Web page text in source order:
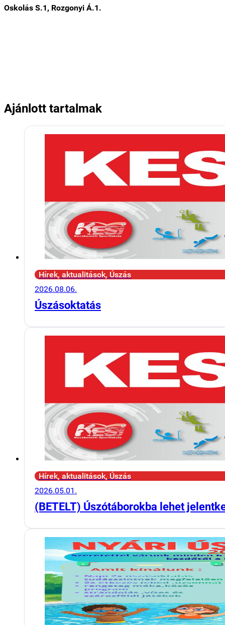
Oskolás S.1, Rozgonyi Á.1.
Ajánlott tartalmak
Hírek, aktualitások, Úszás
2026.08.06.
Úszásoktatás
Hírek, aktualitások, Úszás
2026.05.01.
(BETELT) Úszótáborokba lehet